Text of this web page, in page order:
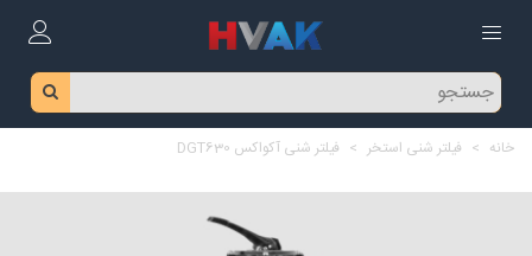
خانه > فیلتر شنی استخر > فیلتر شنی آکواکس DGT630